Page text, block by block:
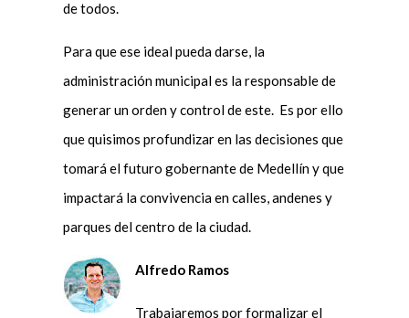
de todos.
Para que ese ideal pueda darse, la
administración municipal es la responsable de
generar un orden y control de este. Es por ello
que quisimos profundizar en las decisiones que
tomará el futuro gobernante de Medellín y que
impactará la convivencia en calles, andenes y
parques del centro de la ciudad.
Alfredo Ramos
Trabajaremos por formalizar el